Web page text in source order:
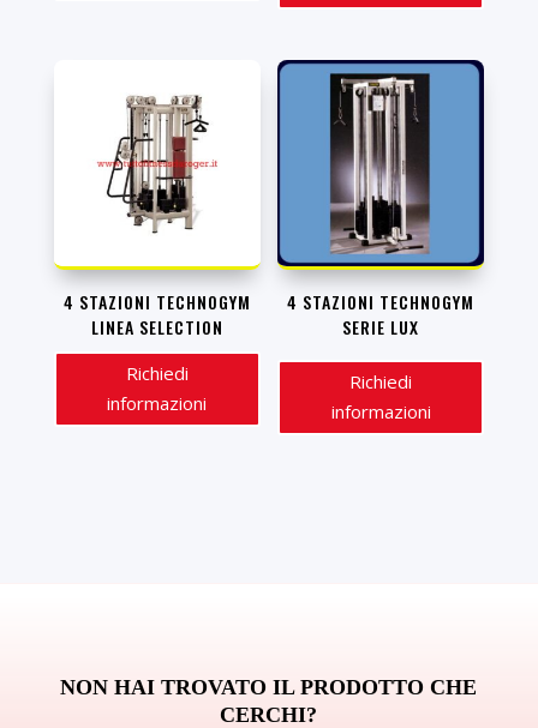
4 STAZIONI TECHNOGYM
LINEA SELECTION
Richiedi
informazioni
4 STAZIONI TECHNOGYM
SERIE LUX
Richiedi
informazioni
NON HAI TROVATO IL PRODOTTO CHE
CERCHI?